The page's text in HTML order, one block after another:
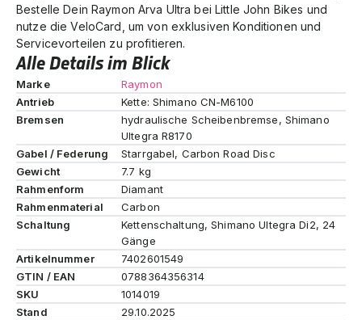
Bestelle Dein Raymon Arva Ultra bei Little John Bikes und
nutze die VeloCard, um von exklusiven Konditionen und
Servicevorteilen zu profitieren.
Alle Details im Blick
Marke
Raymon
Antrieb
Kette: Shimano CN-M6100
Bremsen
hydraulische Scheibenbremse, Shimano
Ultegra R8170
Gabel / Federung
Starrgabel, Carbon Road Disc
Gewicht
7.7 kg
Rahmenform
Diamant
Rahmenmaterial
Carbon
Schaltung
Kettenschaltung, Shimano Ultegra Di2, 24
Gänge
Artikelnummer
7402601549
GTIN / EAN
0788364356314
SKU
1014019
Stand
29.10.2025